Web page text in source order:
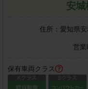
安城
住所： 愛知県
営業
保有車両クラス